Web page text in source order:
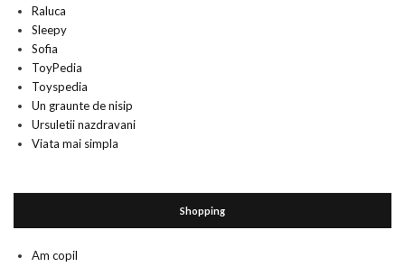
Raluca
Sleepy
Sofia
ToyPedia
Toyspedia
Un graunte de nisip
Ursuletii nazdravani
Viata mai simpla
Shopping
Am copil